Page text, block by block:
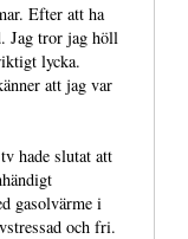
Efter att ha
Jag tror jag höll
lycka.
att jag var
hade slutat att
gasolvärme i
och fri.